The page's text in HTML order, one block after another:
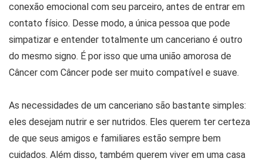
conexão emocional com seu parceiro, antes de entrar em
contato físico. Desse modo, a única pessoa que pode
simpatizar e entender totalmente um canceriano é outro
do mesmo signo. É por isso que uma união amorosa de
Câncer com Câncer pode ser muito compatível e suave.
As necessidades de um canceriano são bastante simples:
eles desejam nutrir e ser nutridos. Eles querem ter certeza
de que seus amigos e familiares estão sempre bem
cuidados. Além disso, também querem viver em uma casa